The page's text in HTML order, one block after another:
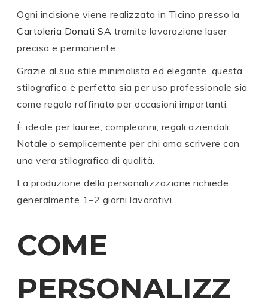
Ogni incisione viene realizzata in Ticino presso la
Cartoleria Donati SA tramite lavorazione laser
precisa e permanente.
Grazie al suo stile minimalista ed elegante, questa
stilografica è perfetta sia per uso professionale sia
come regalo raffinato per occasioni importanti.
È ideale per lauree, compleanni, regali aziendali,
Natale o semplicemente per chi ama scrivere con
una vera stilografica di qualità.
La produzione della personalizzazione richiede
generalmente 1–2 giorni lavorativi.
COME
PERSONALIZZ